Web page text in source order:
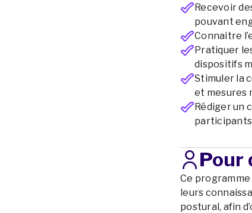
Recevoir
pouvant
Connaitre
Pratiquer
dispositifs
Stimuler la
et mesures
Rédiger un
participants
Pour
Ce
leurs
postural, afin